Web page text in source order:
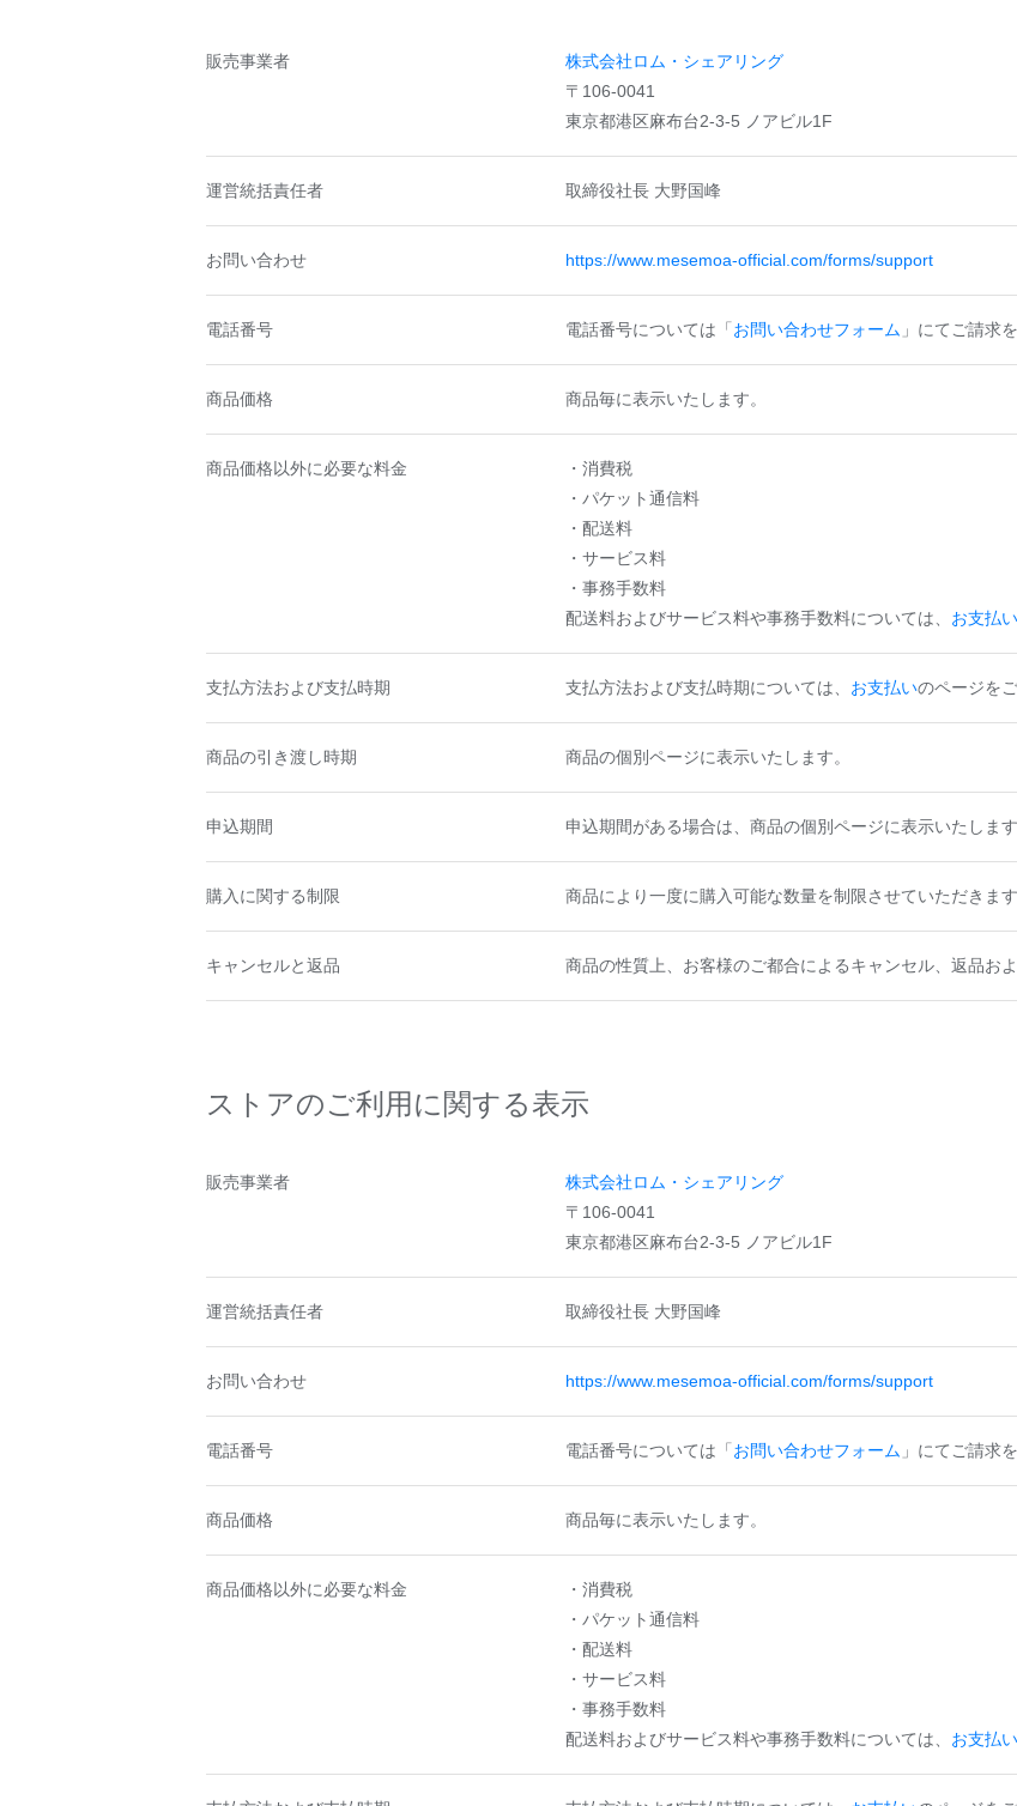
販売事業者
株式会社ロム・シェアリング
〒106-0041
東京都港区麻布台2-3-5 ノアビル1F
運営統括責任者 取締役社長 大野国峰
お問い合わせ https://www.mesemoa-official.com/forms/support
電話番号 電話番号については「 お問い合わせフォーム 」にてご請求
商品価格 商品毎に表示いたします。
商品価格以外に必要な料金
・消費税
・パケット通信料
・配送料
・サービス料
・事務手数料
配送料およびサービス料や事務手数料については、 お支払い
支払方法および支払時期 支払方法および支払時期については、 お支払いのページを
商品の引き渡し時期 商品の個別ページに表示いたします。
申込期間 申込期間がある場合は、商品の個別ページに表示いたします
購入に関する制限 商品により一度に購入可能な数量を制限させていただきます
キャンセルと返品 商品の性質上、お客様のご都合によるキャンセル、返品お
ストアのご利用に関する表示
販売事業者
株式会社ロム・シェアリング
〒106-0041
東京都港区麻布台2-3-5 ノアビル1F
運営統括責任者 取締役社長 大野国峰
お問い合わせ https://www.mesemoa-official.com/forms/support
電話番号 電話番号については「 お問い合わせフォーム 」にてご請求
商品価格 商品毎に表示いたします。
商品価格以外に必要な料金
・消費税
・パケット通信料
・配送料
・サービス料
・事務手数料
配送料およびサービス料や事務手数料については、 お支払い